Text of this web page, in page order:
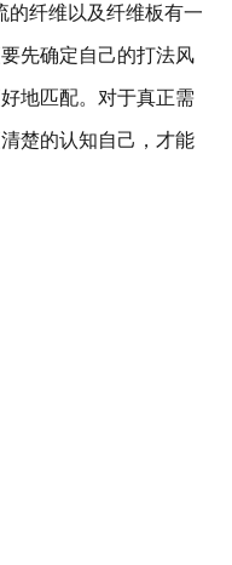
的纤维以及纤维板有一
先确定自己的打法风
地匹配。对于真正需
楚的认知自己，才能